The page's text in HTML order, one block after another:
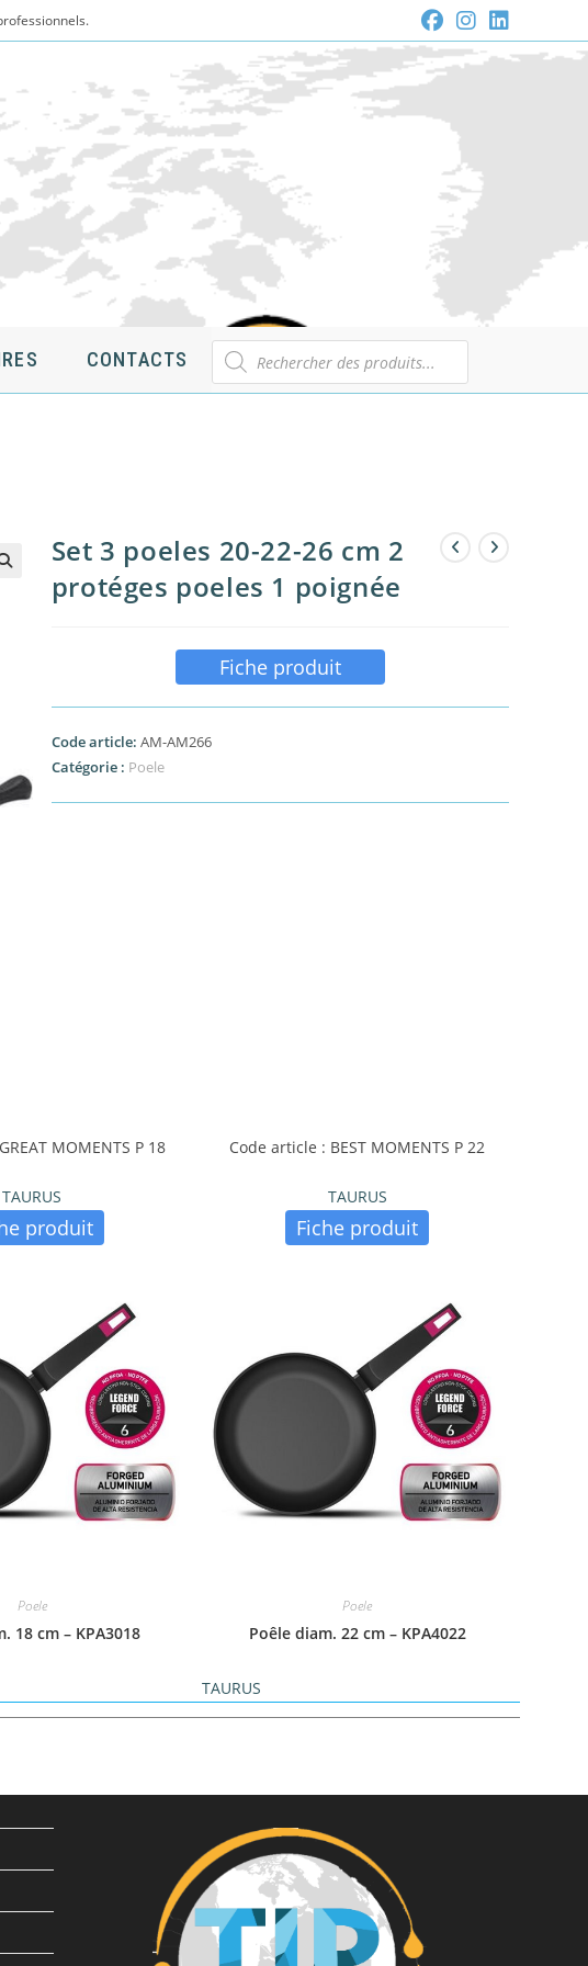
CONTACTS
Recherche
de
produits
Set 3 poeles 20-22-26 cm 2
protéges poeles 1 poignée
Fiche produit
Code article: AM-AM266
Catégorie : Poele
MOMENTS P 18
TAURUS
produit
Poele
18 cm – KPA3018
Code article : BEST MOMENTS P 22
TAURUS
Fiche produit
Poele
Poêle diam. 22 cm – KPA4022
TAURUS